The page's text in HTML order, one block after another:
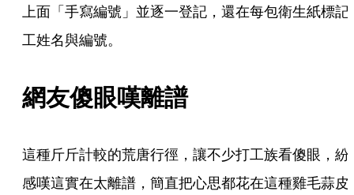
上面「手寫編號」並逐一登記，還在每包衛生紙標記
工姓名與編號。
網友傻眼嘆離譜
這種斤斤計較的荒唐行徑，讓不少打工族看傻眼，紛
感嘆這實在太離譜，簡直把心思都花在這種雞毛蒜皮